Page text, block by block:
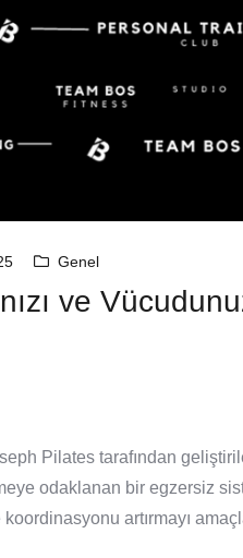
Genel
ve
Pilates tarafından
odaklanan bir egzersiz
artırmayı